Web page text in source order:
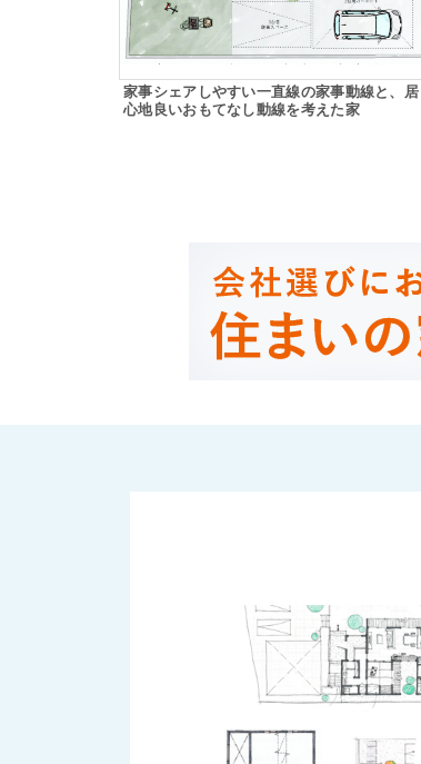
家事シェアしやすい一直線の家事動線と、居
心地良いおもてなし動線を考えた家